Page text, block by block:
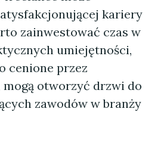
kariery
zainwestować czas w
umiejętności,
cenione przez
otworzyć drzwi do
zawodów w branży